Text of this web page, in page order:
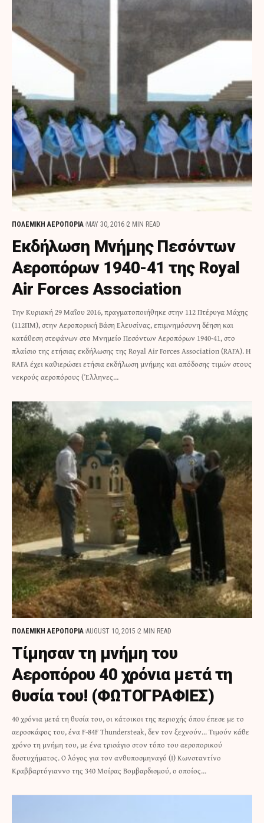
ΠΟΛΕΜΙΚΗ ΑΕΡΟΠΟΡΙΑ MAY 30, 2016 2 MIN READ
Εκδήλωση Μνήμης Πεσόντων
Αεροπόρων 1940-41 της Royal
Air Forces Association
Την Κυριακή 29 Μαΐου 2016, πραγματοποιήθηκε στην 112 Πτέρυγα Μάχης
(112ΠΜ), στην Αεροπορική Βάση Ελευσίνας, επιμνημόσυνη δέηση και
κατάθεση στεφάνων στο Μνημείο Πεσόντων Αεροπόρων 1940-41, στο
πλαίσιο της ετήσιας εκδήλωσης της Royal Air Forces Association (RAFA). Η
RAFA έχει καθιερώσει ετήσια εκδήλωση μνήμης και απόδοσης τιμών στους
νεκρούς αεροπόρους (Έλληνες…
ΠΟΛΕΜΙΚΗ ΑΕΡΟΠΟΡΙΑ AUGUST 10, 2015 2 MIN READ
Τίμησαν τη μνήμη του
Αεροπόρου 40 χρόνια μετά τη
θυσία του! (ΦΩΤΟΓΡΑΦΙΕΣ)
40 χρόνια μετά τη θυσία του, οι κάτοικοι της περιοχής όπου έπεσε με το
αεροσκάφος του, ένα F-84F Thundersteak, δεν τον ξεχνούν... Τιμούν κάθε
χρόνο τη μνήμη του, με ένα τρισάγιο στον τόπο του αεροπορικού
δυστυχήματος. Ο λόγος για τον ανθυποσμηναγό (Ι) Κωνσταντίνο
Κραββαρτόγιαννο της 340 Μοίρας Βομβαρδισμού, ο οποίος…